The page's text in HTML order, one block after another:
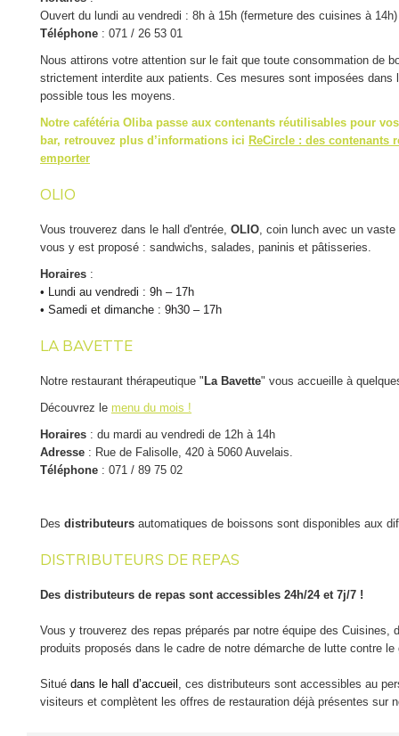
Gare d’Auvelais : bus 58 ou 36
Gare de Tamines : bus 36 ou 58
ACCÈS DE NUIT
(bureau de gardiennage) situé à côté des Urgences (suivre le
En psychiatrie
7 jours / 7 : de 14h30 à 18h30
Hospitalisation de jour
Comme un accompagnant peut rester avec vous, aucune visite
Attention, ces horaires peuvent être adaptés en fonction de la
Accueil - Renseignements
Accueil hospitalisation (Admissions)
Service Clientèle (Factures)
Service Social
Unité Cardio-vasculaire (0B)
Unité de Neuropsychiatrie (0C)
Unité Revalidation Sp Cardio-Pulmonaire (0D)
Unité de Soins Intensifs (0E)
NIVEAU +1
Unité de Pédiatrie et Néonatalogie (+1A)
Unité de Maternité (+1B)
NIVEAU +2
Polysomnographie (+2)
Unité d’Orthopédie, Urologie (+2C)
Bloc Opératoire
NIVEAU +3
Hôpital de jour gériatrique (+3)
Unité Gastro-viscérale (+3C)
Ouvert du lundi au vendredi : 8h à 15h (fermeture des cuisines à 14h)
Téléphone : 071 / 26 53 01
Nous attirons votre attention sur le fait que toute consommation de
strictement interdite aux patients. Ces mesures sont imposées dans
possible tous les moyens.
Notre cafétéria Oliba passe aux contenants réutilisables pour
bar, retrouvez plus d’informations ici ReCircle : des contenants
emporter
OLIO
Vous trouverez dans le hall d'entrée, OLIO, coin lunch avec un
vous y est proposé : sandwichs, salades, paninis et pâtisseries.
Horaires :
• Lundi au vendredi : 9h – 17h
• Samedi et dimanche : 9h30 – 17h
LA BAVETTE
Notre restaurant thérapeutique " La Bavette" vous accueille à
Découvrez le menu du mois !
Horaires : du mardi au vendredi de 12h à 14h
Adresse : Rue de Falisolle, 420 à 5060 Auvelais.
Téléphone : 071 / 89 75 02
Des distributeurs automatiques de boissons sont disponibles aux
DISTRIBUTEURS DE REPAS
Des distributeurs de repas sont accessibles 24h/24 et 7j/7 !
Vous y trouverez des repas préparés par notre équipe des Cuisines,
produits proposés dans le cadre de notre démarche de lutte contre
Situé dans le hall d’accueil , ces distributeurs sont accessibles au
visiteurs et complètent les offres de restauration déjà présentes sur